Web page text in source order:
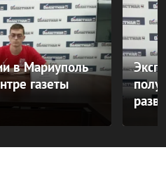
в Мариуполь
газеты